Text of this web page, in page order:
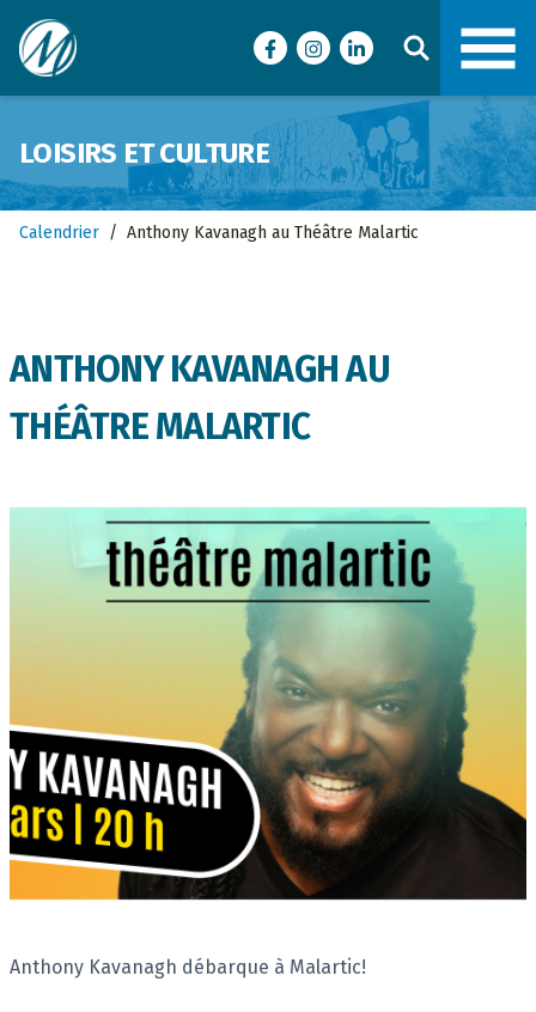
Ville de Malartic
FacebookInstagramLinkedIn
LOISIRS ET CULTURE
Calendrier / Anthony Kavanagh au Théâtre Malartic
ANTHONY KAVANAGH AU
THÉÂTRE MALARTIC
Description
Anthony Kavanagh débarque à Malartic!